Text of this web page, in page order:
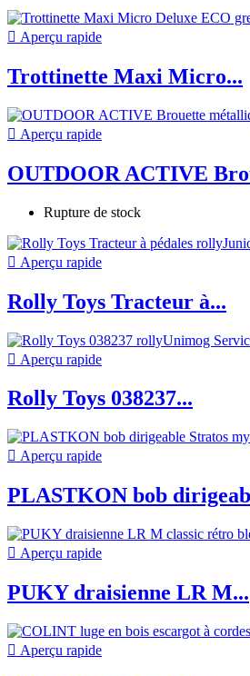
 Aperçu rapide
Trottinette Maxi Micro...
 Aperçu rapide
OUTDOOR ACTIVE
Rupture de stock
 Aperçu rapide
Rolly Toys Tracteur à...
 Aperçu rapide
Rolly Toys 038237...
 Aperçu rapide
PLASTKON bob
 Aperçu rapide
PUKY draisienne LR M...
 Aperçu rapide